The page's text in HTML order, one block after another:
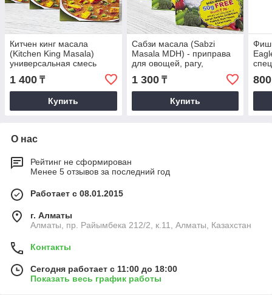
Китчен кинг масала
(Kitchen King Masala)
универсальная смесь
специй, 100гр
1 400 ₸
Купить
Сабзи масала (Sabzi
Masala MDH) - приправа
для овощей, рагу,
овощей, 100 гр
1 300₸
Купить
Фиш
800
О нас
Рейтинг не сформирован
Менее 5 отзывов за последний год
Работает с 08.01.2015
г. Алматы
Алматы, пр. Райымбека 212/2, к.11, Алматы, Казахстан
Контакты
Сегодня работает с 11:00 до 18:00
Показать весь график работы